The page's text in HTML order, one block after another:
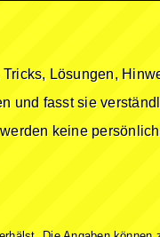
Lösungen,
und fasst sie
keine